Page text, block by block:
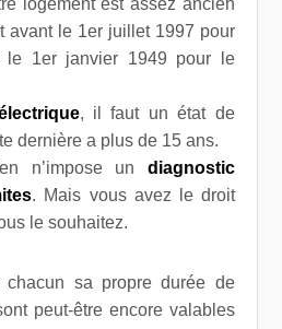
avant le 1er juillet 1997 pour
le 1er janvier 1949 pour le
, il faut un état de
dernière a plus de 15 ans.
n’impose un diagnostic
. Mais vous avez le droit
le souhaitez.
chacun sa propre durée de
peut-être encore valables